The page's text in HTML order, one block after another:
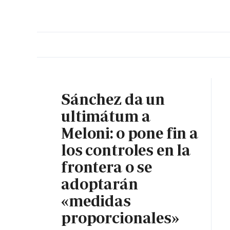
Sánchez da un
ultimátum a
Meloni: o pone fin a
los controles en la
frontera o se
adoptarán
«medidas
proporcionales»